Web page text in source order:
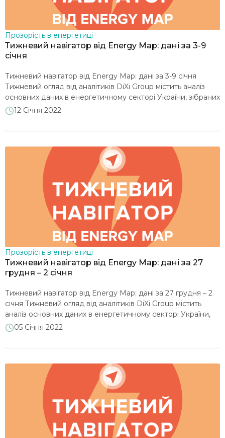
Прозорість в енергетиці
Тижневий навігатор від Energy Map: дані за 3-9
січня
Тижневий навігатор від Energy Map: дані за 3-9 січня
Тижневий огляд від аналітиків DiXi Group містить аналіз
основних даних в енергетичному секторі України, зібраних
на порталі map.ua-energy.org Дані за 3-9 січня 2022 року у
за інформацією Energy Map Тиждень характеризувався
12 Січня 2022
Прозорість в енергетиці
Тижневий навігатор від Energy Map: дані за 27
грудня – 2 січня
Тижневий навігатор від Energy Map: дані за 27 грудня – 2
січня Тижневий огляд від аналітиків DiXi Group містить
аналіз основних даних в енергетичному секторі України,
зібраних на порталі map.ua-energy.org Дані за 27 грудня
грудня 2021 року, за інформацією Energy Map Тиждень
05 Січня 2022